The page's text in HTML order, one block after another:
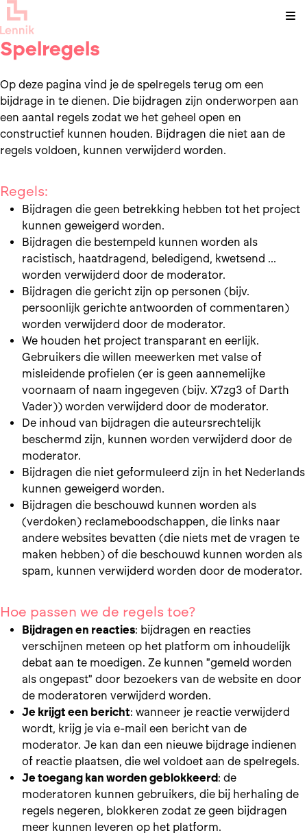
Spelregels
Op deze pagina vind je de spelregels terug om een
bijdrage in te dienen. Die bijdragen zijn onderworpen aan
een aantal regels zodat we het geheel open en
constructief kunnen houden. Bijdragen die niet aan de
regels voldoen, kunnen verwijderd worden.
Regels:
Bijdragen die geen betrekking hebben tot het project
kunnen geweigerd worden.
Bijdragen die bestempeld kunnen worden als
racistisch, haatdragend, beledigend, kwetsend ...
worden verwijderd door de moderator.
Bijdragen die gericht zijn op personen (bijv.
persoonlijk gerichte antwoorden of commentaren)
worden verwijderd door de moderator.
We houden het project transparant en eerlijk.
Gebruikers die willen meewerken met valse of
misleidende profielen (er is geen aannemelijke
voornaam of naam ingegeven (bijv. X7zg3 of Darth
Vader)) worden verwijderd door de moderator.
De inhoud van bijdragen die auteursrechtelijk
beschermd zijn, kunnen worden verwijderd door de
moderator.
Bijdragen die niet geformuleerd zijn in het Nederlands
kunnen geweigerd worden.
Bijdragen die beschouwd kunnen worden als
(verdoken) reclameboodschappen, die links naar
andere websites bevatten (die niets met de vragen te
maken hebben) of die beschouwd kunnen worden als
spam, kunnen verwijderd worden door de moderator.
Hoe passen we de regels toe?
Bijdragen en reacties: bijdragen en reacties
verschijnen meteen op het platform om inhoudelijk
debat aan te moedigen. Ze kunnen "gemeld worden
als ongepast" door bezoekers van de website en door
de moderatoren verwijderd worden.
Je krijgt een bericht: wanneer je reactie verwijderd
wordt, krijg je via e-mail een bericht van de
moderator. Je kan dan een nieuwe bijdrage indienen
of reactie plaatsen, die wel voldoet aan de spelregels.
Je toegang kan worden geblokkeerd: de
moderatoren kunnen gebruikers, die bij herhaling de
regels negeren, blokkeren zodat ze geen bijdragen
meer kunnen leveren op het platform.